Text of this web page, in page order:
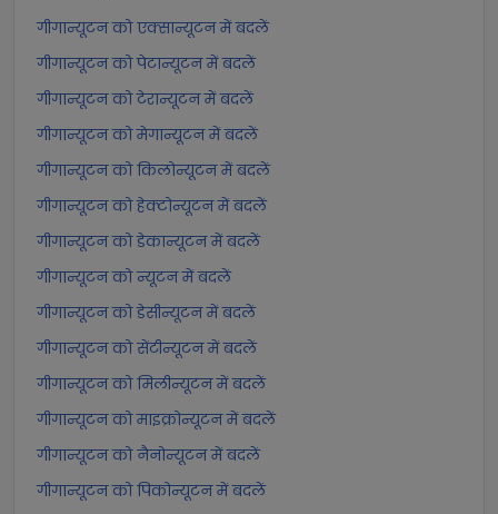
गीगान्यूटन को एक्सान्यूटन में बदलें
गीगान्यूटन को पेटान्यूटन में बदलें
गीगान्यूटन को टेरान्यूटन में बदलें
गीगान्यूटन को मेगान्यूटन में बदलें
गीगान्यूटन को किलोन्यूटन में बदलें
गीगान्यूटन को हेक्टोन्यूटन में बदलें
गीगान्यूटन को डेकान्यूटन में बदलें
गीगान्यूटन को न्यूटन में बदलें
गीगान्यूटन को डेसीन्यूटन में बदलें
गीगान्यूटन को सेंटीन्यूटन में बदलें
गीगान्यूटन को मिलीन्यूटन में बदलें
गीगान्यूटन को माइक्रोन्यूटन में बदलें
गीगान्यूटन को नैनोन्यूटन में बदलें
गीगान्यूटन को पिकोन्यूटन में बदलें